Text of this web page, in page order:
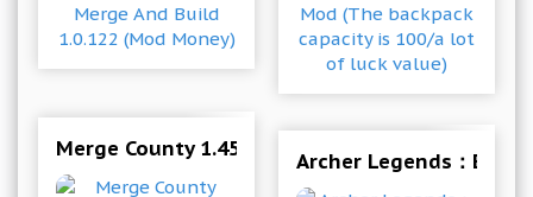
Merge County 1.45.0 Мод (полная версия)
Archer Legends：Epic